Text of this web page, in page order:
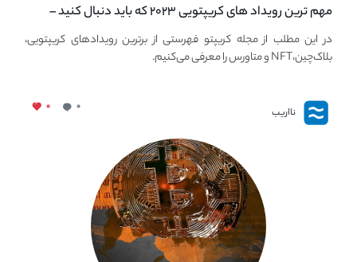
مهم ترین رویداد های کریپتویی ۲۰۲۳ که باید دنبال کنید –
معرفی بهترین رویداد های جهانی
در این مطلب از مجله کریپتو فهرستی از برترین رویدادهای کریپتویی،
بلاک‌چین،NFT و متاورس را معرفی می‌کنیم.
نااریب ۰ ۰